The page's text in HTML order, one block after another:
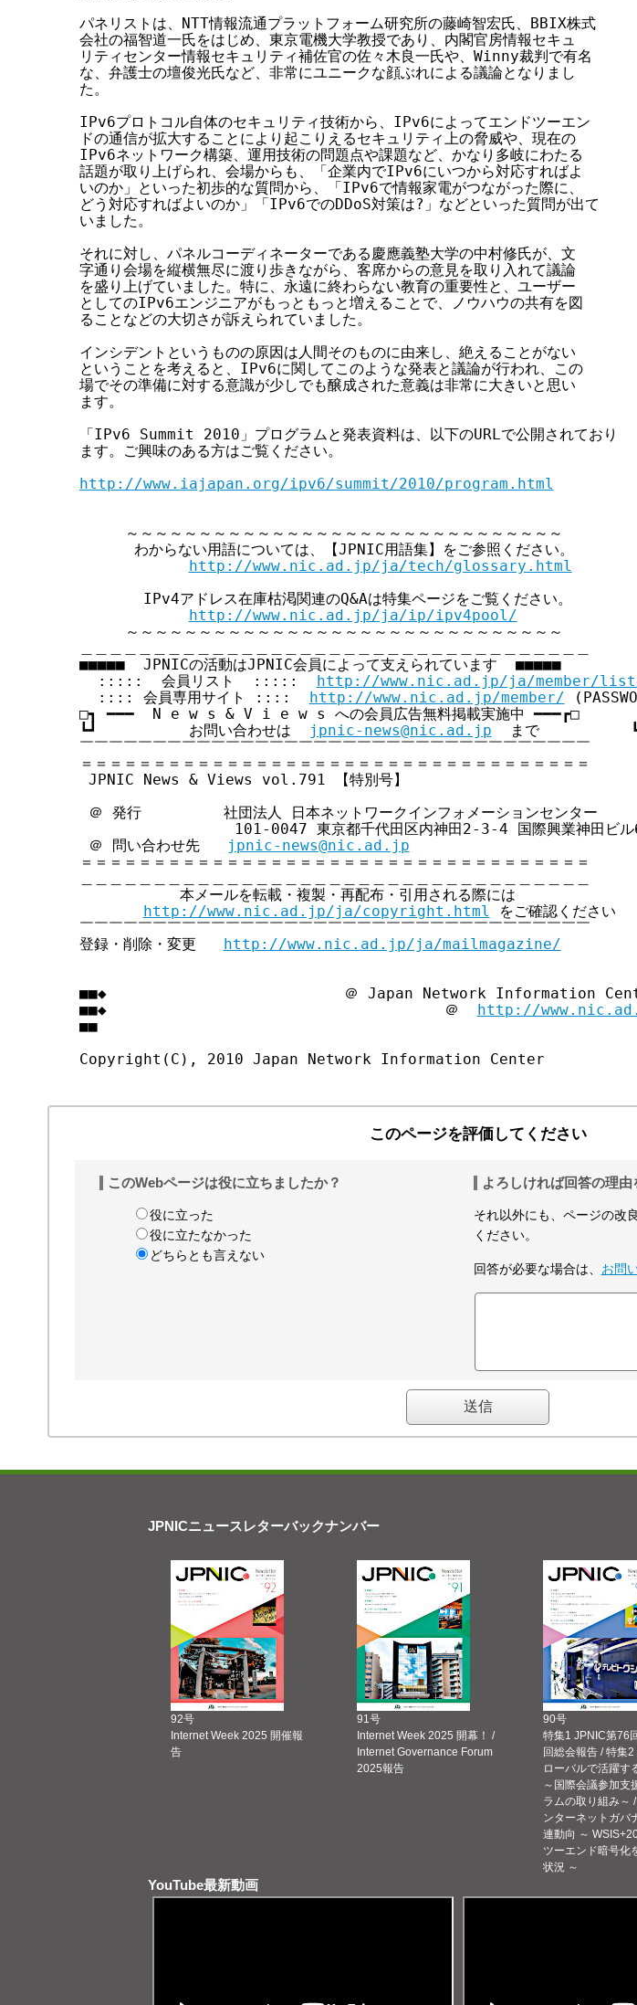
パネリストは、NTT情報流通プラットフォーム研究所の藤崎智宏氏、BBIX株式
会社の福智道一氏をはじめ、東京電機大学教授であり、内閣官房情報セキュ
リティセンター情報セキュリティ補佐官の佐々木良一氏や、Winny裁判で有名
な、弁護士の壇俊光氏など、非常にユニークな顔ぶれによる議論となりまし
た。
IPv6プロトコル自体のセキュリティ技術から、IPv6によってエンドツーエン
ドの通信が拡大することにより起こりえるセキュリティ上の脅威や、現在の
IPv6ネットワーク構築、運用技術の問題点や課題など、かなり多岐にわたる
話題が取り上げられ、会場からも、「企業内でIPv6にいつから対応すればよ
いのか」といった初歩的な質問から、「IPv6で情報家電がつながった際に、
どう対応すればよいのか」「IPv6でのDDoS対策は?」などといった質問が出て
いました。
それに対し、パネルコーディネーターである慶應義塾大学の中村修氏が、文
字通り会場を縦横無尽に渡り歩きながら、客席からの意見を取り入れて議論
を盛り上げていました。特に、永遠に終わらない教育の重要性と、ユーザー
としてのIPv6エンジニアがもっともっと増えることで、ノウハウの共有を図
ることなどの大切さが訴えられていました。
インシデントというものの原因は人間そのものに由来し、絶えることがない
ということを考えると、IPv6に関してこのような発表と議論が行われ、この
場でその準備に対する意識が少しでも醸成された意義は非常に大きいと思い
ます。
「IPv6 Summit 2010」プログラムと発表資料は、以下のURLで公開されており
ます。ご興味のある方はご覧ください。
http://www.iajapan.org/ipv6/summit/2010/program.html
     ～～～～～～～～～～～～～～～～～～～～～～～～～～～～～～
      わからない用語については、【JPNIC用語集】をご参照ください。
http://www.nic.ad.jp/ja/tech/glossary.html
       IPv4アドレス在庫枯渇関連のQ&Aは特集ページをご覧ください。
http://www.nic.ad.jp/ja/ip/ipv4pool/
     ～～～～～～～～～～～～～～～～～～～～～～～～～～～～～～
■■■■■  JPNICの活動はJPNIC会員によって支えられています  ■■■■■
  :::::  会員リスト  :::::
http://www.nic.ad.jp/ja/member/
  :::: 会員専用サイト ::::
http://www.nic.ad.jp/member/
□┓ ━━━  N e w s & V i e w s への会員広告無料掲載実施中 ━━━┏□
┗┛          お問い合わせは
jpnic-news@nic.ad.jp
まで
￣￣￣￣￣￣￣￣￣￣￣￣￣￣￣￣￣￣￣￣￣￣￣￣￣￣￣￣￣￣￣￣￣￣￣
＝＝＝＝＝＝＝＝＝＝＝＝＝＝＝＝＝＝＝＝＝＝＝＝＝＝＝＝＝＝＝＝＝＝＝
JPNIC News & Views vol.791 【特別号】
＠ 発行         社団法人 日本ネットワークインフォメーションセンター
101-0047 東京都千代田区内神田2-3-4 国際興業神田ビ
＠ 問い合わせ先
jpnic-news@nic.ad.jp
＝＝＝＝＝＝＝＝＝＝＝＝＝＝＝＝＝＝＝＝＝＝＝＝＝＝＝＝＝＝＝＝＝＝＝
           本メールを転載・複製・再配布・引用される際には
http://www.nic.ad.jp/ja/copyright.html をご確認ください
￣￣￣￣￣￣￣￣￣￣￣￣￣￣￣￣￣￣￣￣￣￣￣￣￣￣￣￣￣￣￣￣￣￣￣
登録・削除・変更 http://www.nic.ad.jp/ja/mailmagazine/
■■◆                          ＠ Japan Network Information
■■◆                                     ＠ http://
■■
このページを評価してください
このWebページは役に立ちましたか？
役に立った
役に立たなかった
どちらとも言えない
よろしければ回答の理
それ以外にも、ページの改
ください。
回答が必要な場合は、 お問
JPNICニュースレターバックナンバー
92号
Internet Week 2025 開催報
告
91号
Internet Week 2025 開幕！ /
Internet Governance Forum
2025報告
90号
特集1 JPNIC第76
回総会報告 / 特集
ローバルで活躍す
～国際会議参加支
ラムの取り組み～
ンターネットガバ
連動向 ～
ツーエンド暗号化
状況 ～
YouTube最新動画